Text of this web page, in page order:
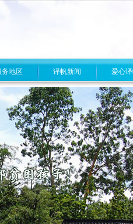
务地区 译帆新闻 爱心